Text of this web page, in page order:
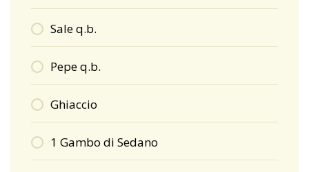
Sale q.b.
Pepe q.b.
Ghiaccio
1 Gambo di Sedano